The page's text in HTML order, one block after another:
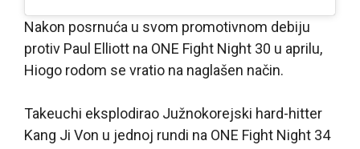
Nakon posrnuća u svom promotivnom debiju
protiv Paul Elliott na ONE Fight Night 30 u aprilu,
Hiogo rodom se vratio na naglašen način.
Takeuchi eksplodirao Južnokorejski hard-hitter
Kang Ji Von u jednoj rundi na ONE Fight Night 34